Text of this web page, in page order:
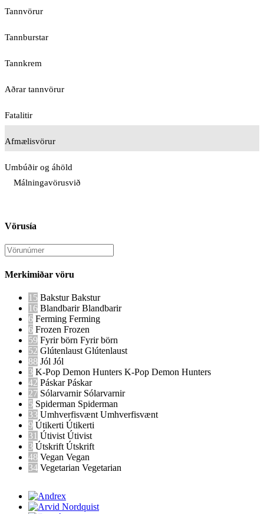
Tannvörur
Tannburstar
Tannkrem
Aðrar tannvörur
Fatalitir
Afmælisvörur
Umbúðir og áhöld
Málningavörusvið
Vörusía
Merkimiðar vöru
15 BaksturBakstur
16 BlandbarirBlandbarir
6 Ferming Ferming
6 Frozen Frozen
59 Fyrir börn Fyrir börn
52 Glútenlaust Glútenlaust
88 Jól Jól
3 K-Pop Demon Hunters K-Pop Demon Hunters
42 PáskarPáskar
27 Sólarvarnir Sólarvarnir
5 Spiderman Spiderman
33 Umhverfisvænt Umhverfisvænt
9 Útikerti Útikerti
31 Útivist Útivist
3 Útskrift Útskrift
48 Vegan Vegan
34 Vegetarian Vegetarian